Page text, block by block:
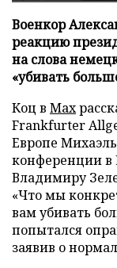
Военкор
реакцию
на слова
«убивать
Коц в Мах
Frankfurter
Европе
конференции в
Владимиру
«Что мы
вам убивать
попытался
заявив о